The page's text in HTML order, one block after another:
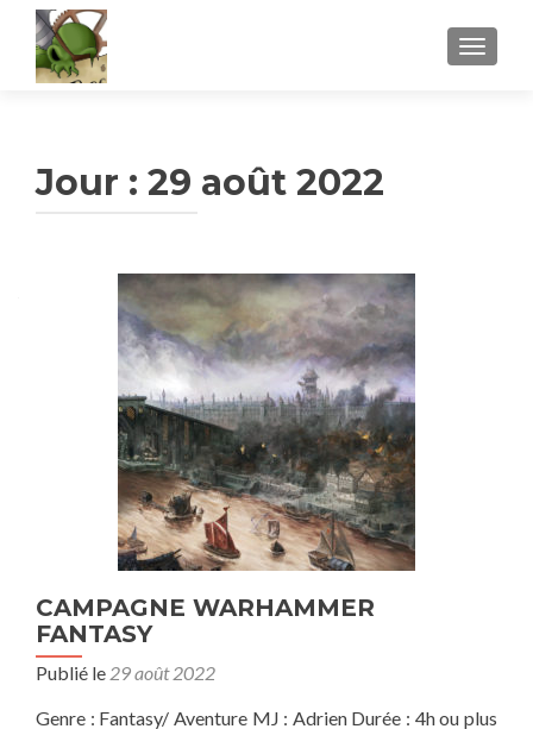
Jour : 29 août 2022
CAMPAGNE WARHAMMER
FANTASY
Publié le 29 août 2022
Genre : Fantasy/ Aventure MJ : Adrien Durée : 4h ou plus